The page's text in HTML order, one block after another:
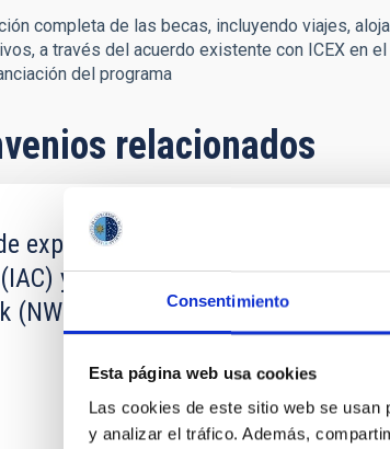
Consentimiento
Esta página web usa cookies
Las cookies de este sitio web se usan
y analizar el tráfico. Además,
completa de las becas, incluyendo viajes,
a través del acuerdo existente con ICEX en
del programa
relacionados
explotación científica de los
y Science and Technology
(NWO)